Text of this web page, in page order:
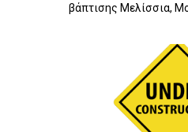
βάπτισης Μελίσσια,